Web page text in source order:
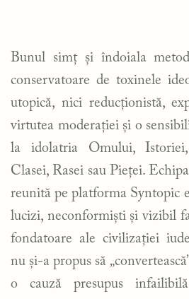
Bunul simț și îndoiala
conservatoare de toxinele
utopică, nici reducționistă,
virtutea moderației și o
la idolatria Omului,
Clasei, Rasei sau Pieței.
reunită pe platforma Syntopic
lucizi, neconformiști și vizibil
fondatoare ale civilizației
nu și-a propus să
o cauză presupus